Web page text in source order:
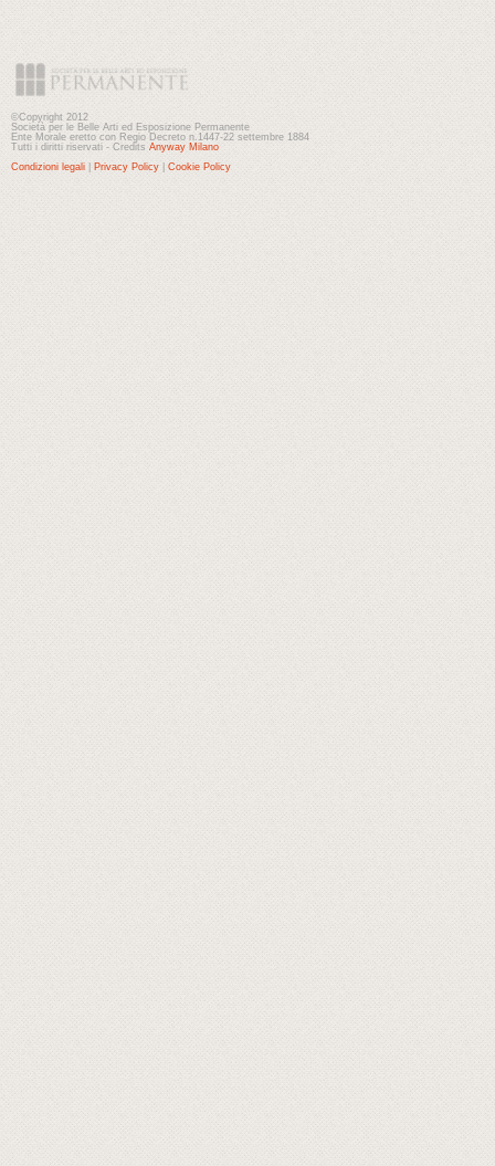
©Copyright 2012
Società per le Belle Arti ed Esposizione Permanente
Ente Morale eretto con Regio Decreto n.1447-22 settembre 1884
Tutti i diritti riservati - Credits Anyway Milano
Condizioni legali
Privacy Policy Cookie Policy